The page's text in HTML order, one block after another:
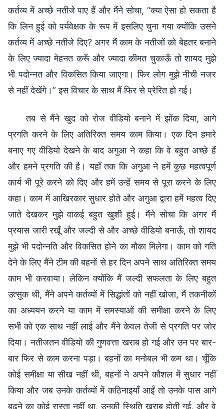
कर्तव्य में अच्छे नतीजे पाए हैं और मैंने सोचा, “क्या ऐसा हो सकता है
कि लिन हुई को पर्यवेक्षक के रूप में इसलिए चुना गया क्योंकि उसने
कर्तव्य में अच्छे नतीजे दिए? अगर मैं काम के नतीजों को बेहतर बनाने
के लिए ज्यादा मेहनत करूँ और ज्यादा कीमत चुकाऊँ तो शायद मुझे
भी पदोन्नत और विकसित किया जाएगा। फिर लोग मुझे नीची नजर
से नहीं देखेंगे।” इस विचार के साथ मैं फिर से प्रेरित हो गई।
तब से मैंने खुद को रोज वीडियो बनाने में झोंक दिया, आगे
प्रगति करने के लिए अतिरिक्त समय काम किया। एक दिन हमारे
बनाए गए वीडियो देखने के बाद अगुआ ने कहा कि वे बहुत अच्छे हैं
और हमने प्रगति की है। यहाँ तक कि अगुआ ने हमें कुछ महत्वपूर्ण
कार्य भी पूरे करने को दिए और हमें उन्हें समय से पूरा करने के लिए
कहा। काम में आखिरकार सुधार होते और अगुआ द्वारा हमें महत्व दिए
जाते देखकर मुझे वाकई बहुत खुशी हुई। मैंने सोचा कि अगर मैं
प्रयास जारी रखूँ और जल्दी से और अच्छे वीडियो बनाऊँ, तो शायद
मुझे भी पदोन्नति और विकसित होने का मौका मिलेगा। काम को गति
देने के लिए मैंने टीम की बहनों से हर दिन अपने साथ अतिरिक्त समय
काम भी करवाया। लेकिन क्योंकि मैं जल्दी सफलता के लिए बहुत
उत्सुक थी, मैंने अपने कर्तव्यों में सिद्धांतों को नहीं खोजा, मैं तकनीकों
का अध्ययन करने या काम में समस्याओं की समीक्षा करने के लिए
सभी को एक साथ नहीं लाई और मैंने केवल तेजी से प्रगति पर जोर
दिया। नतीजतन वीडियो की गुणवत्ता खराब हो गई और उन पर बार-
बार फिर से काम करना पड़ा। बहनों का मनोबल भी कम था। चूँकि
कोई समीक्षा या सीख नहीं थी, बहनों ने अपने कौशल में सुधार नहीं
किया और जब उनके कर्तव्यों में कठिनाइयाँ आईं तो उनके पास आगे
बढ़ने का कोई रास्ता नहीं था, उनकी स्थिति खराब होती गई, और वे